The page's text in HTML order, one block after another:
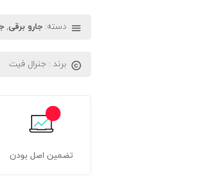
دسته: جارو برقی,
برند : جنرال فیت
تضمین اصل بودن